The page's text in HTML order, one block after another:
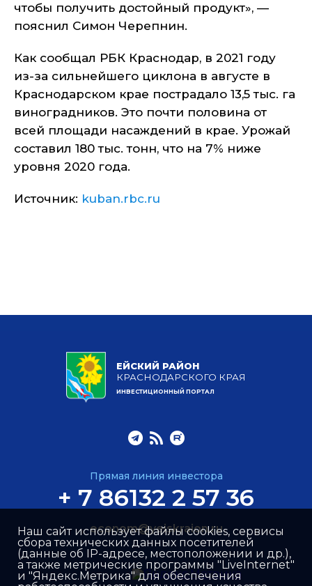
чтобы получить достойный продукт», —
пояснил Симон Черепнин.
Как сообщал РБК Краснодар, в 2021 году
из-за сильнейшего циклона в августе в
Краснодарском крае пострадало 13,5 тыс. га
виноградников. Это почти половина от
всей площади насаждений в крае. Урожай
составил 180 тыс. тонн, что на 7% ниже
уровня 2020 года.
Источник: kuban.rbc.ru
ЕЙСКИЙ РАЙОН
КРАСНОДАРСКОГО КРАЯ
ИНВЕСТИЦИОННЫЙ ПОРТАЛ
Прямая линия инвестора
+ 7 86132 2 57 36
econom@yeiskraion.ru
Наш сайт использует файлы cookies, сервисы
сбора технических данных посетителей
(данные об IP-адресе, местоположении и др.),
а также метрические программы "LiveInternet"
и "Яндекс.Метрика" для обеспечения